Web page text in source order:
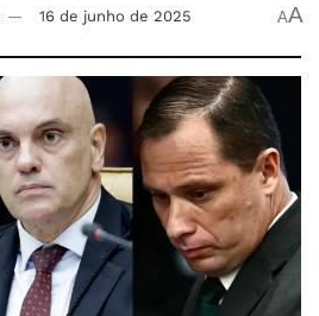
16 de junho de 2025 AA